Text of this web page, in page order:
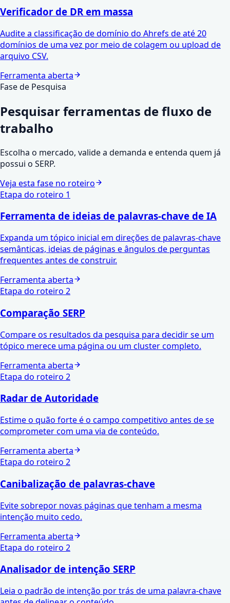
Verificador de DR em massa
Audite a classificação de domínio do Ahrefs de até 20
domínios de uma vez por meio de colagem ou upload de
arquivo CSV.
Ferramenta aberta
Fase de Pesquisa
Pesquisarferramentas de fluxo de
trabalho
Escolha o mercado, valide a demanda e entenda quem já
possui o SERP.
Veja esta fase no roteiro
Etapa do roteiro 1
Ferramenta de ideias de palavras-chave de IA
Expanda um tópico inicial em direções de palavras-chave
semânticas, ideias de páginas e ângulos de perguntas
frequentes antes de construir.
Ferramenta aberta
Etapa do roteiro 2
Comparação SERP
Compare os resultados da pesquisa para decidir se um
tópico merece uma página ou um cluster completo.
Ferramenta aberta
Etapa do roteiro 2
Radar de Autoridade
Estime o quão forte é o campo competitivo antes de se
comprometer com uma via de conteúdo.
Ferramenta aberta
Etapa do roteiro 2
Canibalização de palavras-chave
Evite sobrepor novas páginas que tenham a mesma
intenção muito cedo.
Ferramenta aberta
Etapa do roteiro 2
Analisador de intenção SERP
Leia o padrão de intenção por trás de uma palavra-chave